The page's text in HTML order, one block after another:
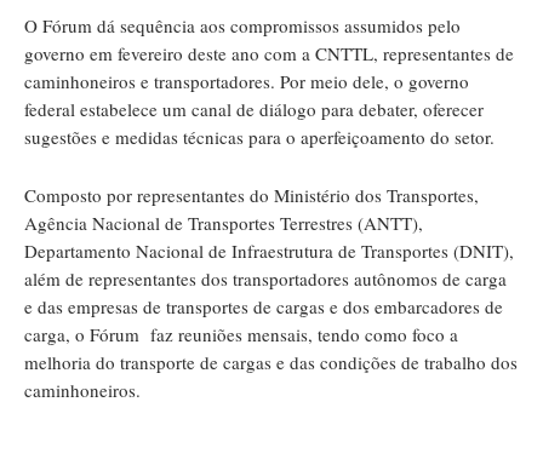
O Fórum dá sequência aos compromissos assumidos pelo
governo em fevereiro deste ano com a CNTTL, representantes de
caminhoneiros e transportadores. Por meio dele, o governo
federal estabelece um canal de diálogo para debater, oferecer
sugestões e medidas técnicas para o aperfeiçoamento do setor.
Composto por representantes do Ministério dos Transportes,
Agência Nacional de Transportes Terrestres (ANTT),
Departamento Nacional de Infraestrutura de Transportes (DNIT),
além de representantes dos transportadores autônomos de carga
e das empresas de transportes de cargas e dos embarcadores de
carga, o Fórum faz reuniões mensais, tendo como foco a
melhoria do transporte de cargas e das condições de trabalho dos
caminhoneiros.